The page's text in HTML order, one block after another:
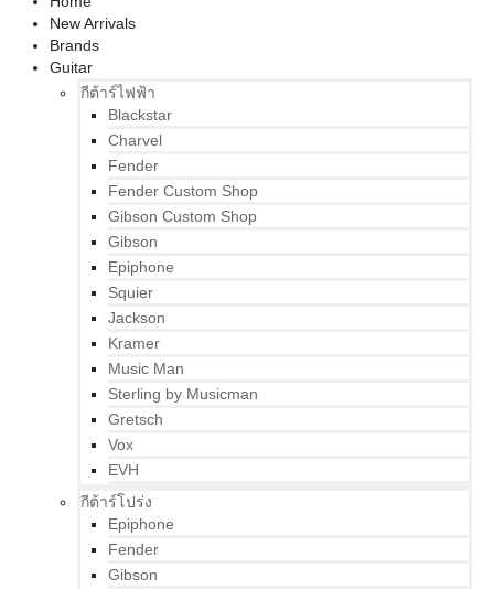
New Arrivals
Brands
Guitar
กีต้าร์ไฟฟ้า
Blackstar
Charvel
Fender
Fender Custom Shop
Gibson Custom Shop
Gibson
Epiphone
Squier
Jackson
Kramer
Music Man
Sterling by Musicman
Gretsch
Vox
EVH
กีต้าร์โปร่ง
Epiphone
Fender
Gibson